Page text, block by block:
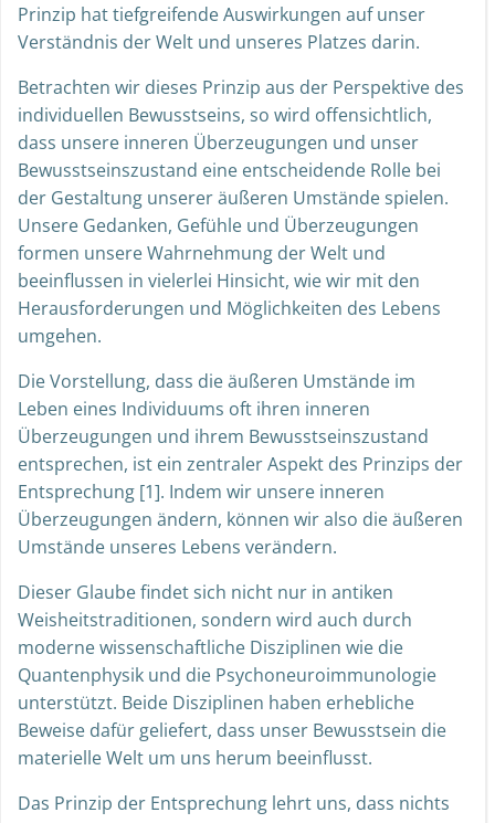
Prinzip hat tiefgreifende Auswirkungen auf unser
Verständnis der Welt und unseres Platzes darin.
Betrachten wir dieses Prinzip aus der Perspektive des
individuellen Bewusstseins, so wird offensichtlich,
dass unsere inneren Überzeugungen und unser
Bewusstseinszustand eine entscheidende Rolle bei
der Gestaltung unserer äußeren Umstände spielen.
Unsere Gedanken, Gefühle und Überzeugungen
formen unsere Wahrnehmung der Welt und
beeinflussen in vielerlei Hinsicht, wie wir mit den
Herausforderungen und Möglichkeiten des Lebens
umgehen.
Die Vorstellung, dass die äußeren Umstände im
Leben eines Individuums oft ihren inneren
Überzeugungen und ihrem Bewusstseinszustand
entsprechen, ist ein zentraler Aspekt des Prinzips der
Entsprechung [1]. Indem wir unsere inneren
Überzeugungen ändern, können wir also die äußeren
Umstände unseres Lebens verändern.
Dieser Glaube findet sich nicht nur in antiken
Weisheitstraditionen, sondern wird auch durch
moderne wissenschaftliche Disziplinen wie die
Quantenphysik und die Psychoneuroimmunologie
unterstützt. Beide Disziplinen haben erhebliche
Beweise dafür geliefert, dass unser Bewusstsein die
materielle Welt um uns herum beeinflusst.
Das Prinzip der Entsprechung lehrt uns, dass nichts